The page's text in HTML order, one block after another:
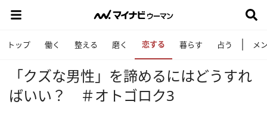
トップ 働く 整える 磨く 恋する 暮らす 占う メ
「クズな男性」を諦めるにはどうすれ
ばいい？ ＃オトゴロク3